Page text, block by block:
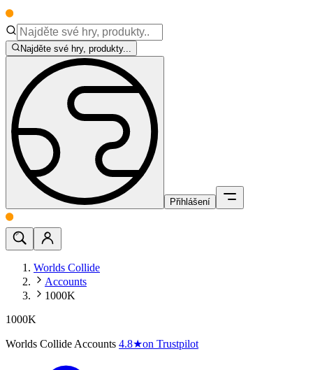
Najděte své hry, produkty...
Přihlášení
Worlds Collide
Accounts
1000K
1000K
Worlds Collide Accounts 4.8★on Trustpilot